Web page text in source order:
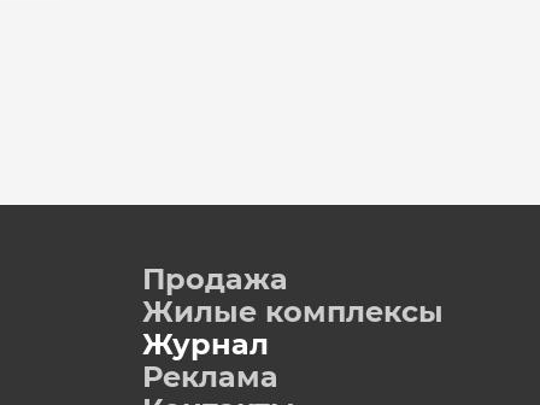
Продажа
Жилые комплексы
Журнал
Реклама